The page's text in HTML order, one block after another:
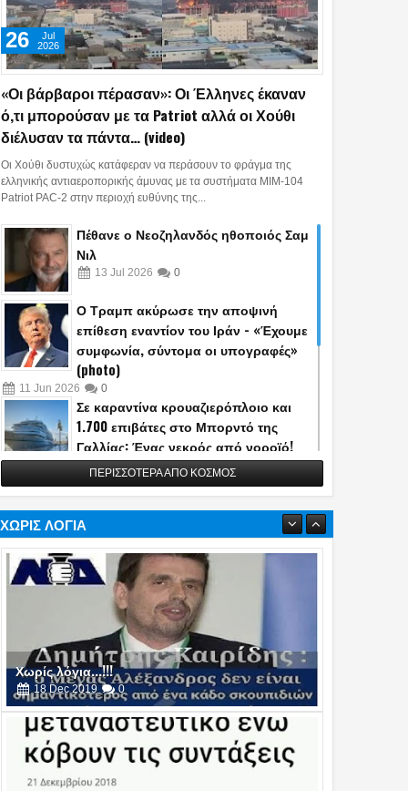
«Οι βάρβαροι πέρασαν»: Οι Έλληνες έκαναν
ό,τι μπορούσαν με τα Patriot αλλά οι Χούθι
διέλυσαν τα πάντα… (video)
26
Jul
2026
Οι Χούθι δυστυχώς κατάφεραν να περάσουν το φράγμα της
ελληνικής αντιαεροπορικής άμυνας με τα συστήματα MIM-104
Patriot PAC-2 στην περιοχή ευθύνης της...
Πέθανε ο Νεοζηλανδός ηθοποιός Σαμ
Νιλ
13 Jul 2026 0
Ο Τραμπ ακύρωσε την αποψινή
επίθεση εναντίον του Ιράν - «Έχουμε
συμφωνία, σύντομα οι υπογραφές»
(photo)
11 Jun 2026 0
Σε καραντίνα κρουαζιερόπλοιο και
1.700 επιβάτες στο Μπορντό της
Γαλλίας: Ένας νεκρός από νοροϊό!
13 May 2026 0
Η Τουρκία αποκάλυψε την κατασκευή
Yildirimhan ακτίνας δράσης 6.000 χλμ.!
(video)
06 May 2026
Πυρά στο δείπνο ανταποκριτών του
Λευκού Οίκου - Απομακρύνθηκε ο
Τραμπ
26Apr 2026 0
ΠΕΡΙΣΣΟΤΕΡΑ ΑΠΟ ΚΟΣΜΟΣ
ΧΩΡΙΣ ΛΟΓΙΑ
Χωρίς λόγια...!!!
18 Dec 2019 0